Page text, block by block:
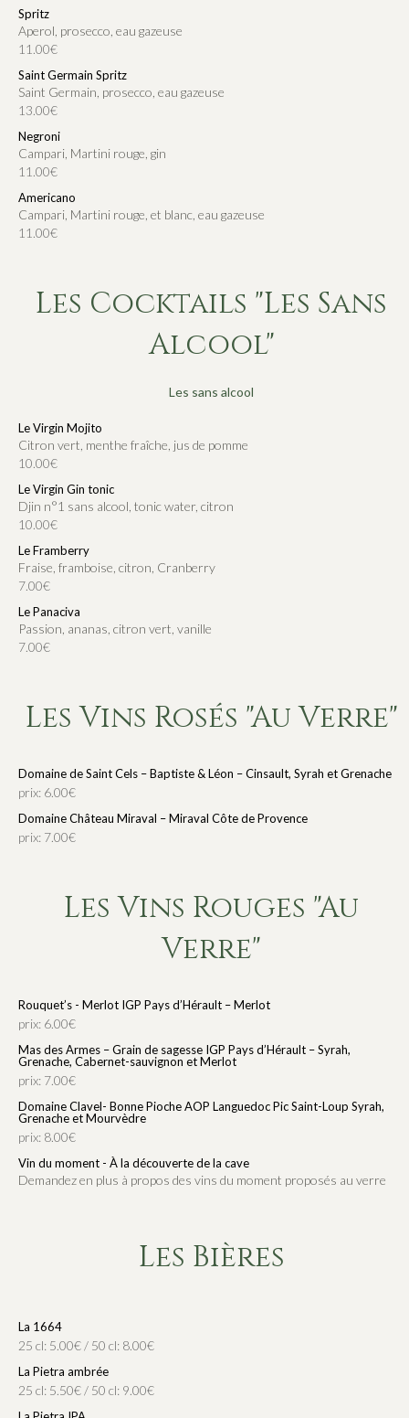
Spritz
Aperol, prosecco, eau gazeuse
11.00€
Saint Germain Spritz
Saint Germain, prosecco, eau gazeuse
13.00€
Negroni
Campari, Martini rouge, gin
11.00€
Americano
Campari, Martini rouge, et blanc, eau gazeuse
11.00€
Les Cocktails "Les Sans
Alcool"
Les sans alcool
Le Virgin Mojito
Citron vert, menthe fraîche, jus de pomme
10.00€
Le Virgin Gin tonic
Djin n°1 sans alcool, tonic water, citron
10.00€
Le Framberry
Fraise, framboise, citron, Cranberry
7.00€
Le Panaciva
Passion, ananas, citron vert, vanille
7.00€
Les Vins Rosés "au Verre"
Domaine de Saint Cels – Baptiste & Léon – Cinsault, Syrah et Grenache
prix: 6.00€
Domaine Château Miraval – Miraval Côte de Provence
prix: 7.00€
Les Vins Rouges "au
Verre"
Rouquet’s - Merlot IGP Pays d’Hérault – Merlot
prix: 6.00€
Mas des Armes – Grain de sagesse IGP Pays d’Hérault – Syrah,
Grenache, Cabernet-sauvignon et Merlot
prix: 7.00€
Domaine Clavel- Bonne Pioche AOP Languedoc Pic Saint-Loup Syrah,
Grenache et Mourvèdre
prix: 8.00€
Vin du moment - À la découverte de la cave
Demandez en plus à propos des vins du moment proposés au verre
Les Bières
La 1664
25 cl: 5.00€ / 50 cl: 8.00€
La Pietra ambrée
25 cl: 5.50€ / 50 cl: 9.00€